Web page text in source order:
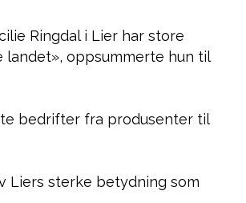
Ringdal i Lier har store
oppsummerte hun til
bedrifter fra produsenter til
Liers sterke betydning som